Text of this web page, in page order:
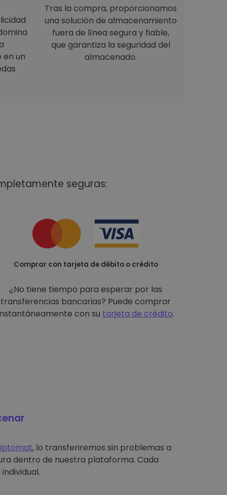
un
Tras la compra, proporcionamos
una solución de almacenamiento
fuera de línea segura y fiable,
que garantiza la seguridad del
almacenado.
seguras:
Comprar con tarjeta de débito o crédito
¿No tiene tiempo para esperar por las
transferencias bancarias? Puede comprar
con su tarjeta de crédito.
, lo transferiremos sin problemas a
dentro de nuestra plataforma. Cada